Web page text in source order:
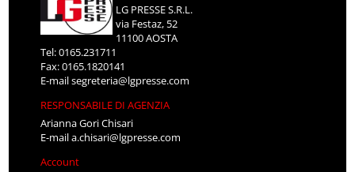
LG PRESSE S.R.L.
via Festaz, 52
11100 AOSTA
Tel: 0165.231711
Fax: 0165.1820141
E-mailsegreteria@lgpresse.com
RESPONSABILE DI AGENZIA
Arianna Gori Chisari
E-maila.chisari@lgpresse.com
Account